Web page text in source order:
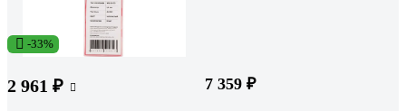
-33%
2 961 ₽ 7 359 ₽